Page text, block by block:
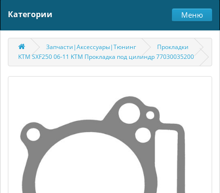
Категории Меню
Запчасти|Аксессуары|Тюнинг
Прокладки
KTM SXF250 06-11 KTM Прокладка под цилиндр 77030035200